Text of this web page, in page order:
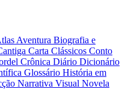
Aventura Biografia e
Carta Clássicos Conto
Crônica Diário Dicionário
Glossário História em
Narrativa Visual Novela